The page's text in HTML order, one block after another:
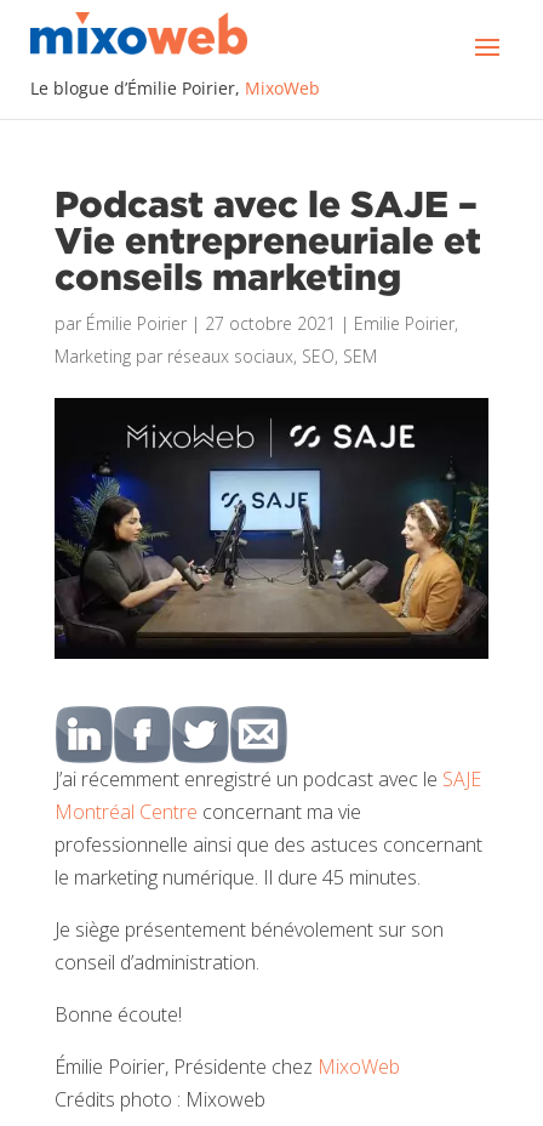
Le blogue d’Émilie Poirier, MixoWeb
Podcast avec le SAJE –
Vie entrepreneuriale et
conseils marketing
par Émilie Poirier| 27 octobre 2021 | Emilie Poirier,
Marketing par réseaux sociaux, SEO, SEM
J’ai récemment enregistré un podcast avec le SAJE
Montréal Centre concernant ma vie
professionnelle ainsi que des astuces concernant
le marketing numérique. Il dure 45 minutes.
Je siège présentement bénévolement sur son
conseil d’administration.
Bonne écoute!
Émilie Poirier, Présidente chez MixoWeb
Crédits photo : Mixoweb